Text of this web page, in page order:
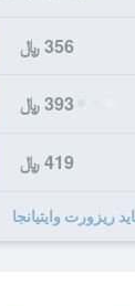
356 ﷼
393 ﷼
419 ﷼